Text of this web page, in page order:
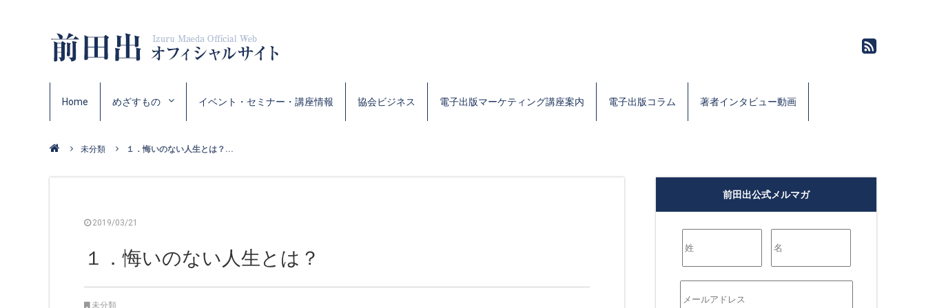
Home めざすもの イベント・セミナー・講座情報 協会ビジネス 電子出版マーケティング講座案内 電子出版コラム 著者インタビュー動画
未分類 １．悔いのない人生とは？...
2019/03/21
１．悔いのない人生とは？
未分類
前田出公式メルマガ